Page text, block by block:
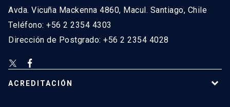
Avda. Vicuña Mackenna 4860, Macul. Santiago, Chile
Teléfono: +56 2 2354 4303
Dirección de Postgrado: +56 2 2354 4028
ACREDITACIÓN